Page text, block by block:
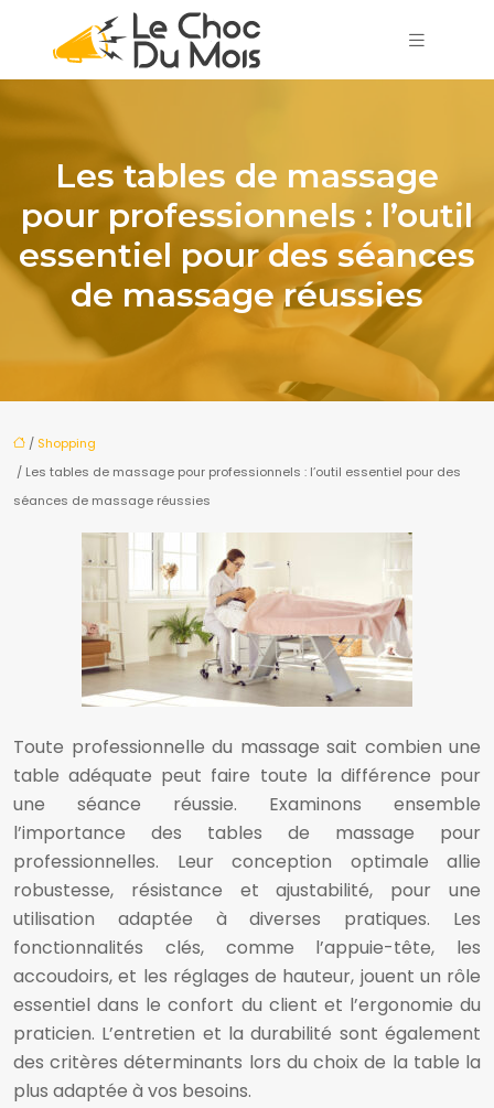
Les tables de massage
pour professionnels : l’outil
essentiel pour des séances
de massage réussies
/ Shopping
/ Les tables de massage pour professionnels : l’outil essentiel pour des
séances de massage réussies
Toute professionnelle du massage sait combien une
table adéquate peut faire toute la différence pour
une séance réussie. Examinons ensemble
l’importance des tables de massage pour
professionnelles. Leur conception optimale allie
robustesse, résistance et ajustabilité, pour une
utilisation adaptée à diverses pratiques. Les
fonctionnalités clés, comme l’appuie-tête, les
accoudoirs, et les réglages de hauteur, jouent un rôle
essentiel dans le confort du client et l’ergonomie du
praticien. L’entretien et la durabilité sont également
des critères déterminants lors du choix de la table la
plus adaptée à vos besoins.